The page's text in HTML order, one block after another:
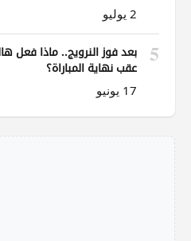
2 يوليو
5
بعد فوز النرويج.. ماذا فعل
عقب نهاية المباراة؟
17 يونيو